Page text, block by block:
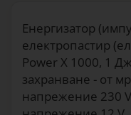
Енергизатор
електропастир
Power X 1000, 1
захранване - от
напрежение 230